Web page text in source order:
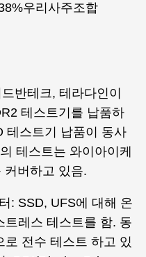
우리사주조합
반테크, 테라다인이
테스트기를 납품하
테스트기 납품이 동사
테스트는 와이아이케
커버하고 있음.
: SSD, UFS에 대해 온
트레스 테스트를 함. 동
전수 테스트 하고 있